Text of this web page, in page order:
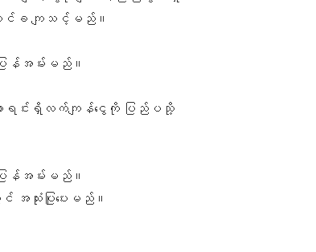
ောင်ခ ကျသင့်မည်။
ြန်အမ်းမည်။
စာရင်းရှိလက်ကျန်ငွေကို ပြည်ပသို့
ြန်အမ်းမည်။
သုံးပြုပေးမည်။